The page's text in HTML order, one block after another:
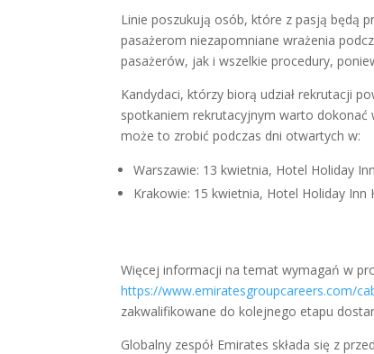
Linie poszukują osób, które z pasją będą
pasażerom niezapomniane wrażenia
pasażerów, jak i wszelkie procedury,
Kandydaci, którzy biorą udział rekrutacji
spotkaniem rekrutacyjnym warto dokonać
może to zrobić podczas dni otwartych w:
Warszawie: 13 kwietnia, Hotel Holiday
Krakowie: 15 kwietnia, Hotel Holiday Inn
Więcej informacji na temat wymagań w
https://www.emiratesgroupcareers.com/
zakwalifikowane do kolejnego etapu
Globalny zespół Emirates składa się z